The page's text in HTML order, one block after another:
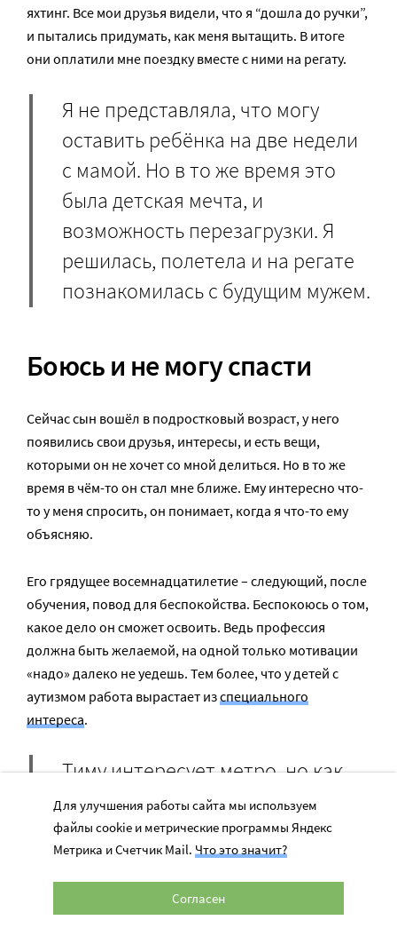
яхтинг. Все мои друзья видели, что я “дошла до ручки”,
и пытались придумать, как меня вытащить. В итоге
они оплатили мне поездку вместе с ними на регату.
Я не представляла, что могу
оставить ребёнка на две недели
с мамой. Но в то же время это
была детская мечта, и
возможность перезагрузки. Я
решилась, полетела и на регате
познакомилась с будущим мужем.
Боюсь и не могу спасти
Сейчас сын вошёл в подростковый возраст, у него
появились свои друзья, интересы, и есть вещи,
которыми он не хочет со мной делиться. Но в то же
время в чём-то он стал мне ближе. Ему интересно что-
то у меня спросить, он понимает, когда я что-то ему
объясняю.
Его грядущее восемнадцатилетие – следующий, после
обучения, повод для беспокойства. Беспокоюсь о том,
какое дело он сможет освоить. Ведь профессия
должна быть желаемой, на одной только мотивации
«надо» далеко не уедешь. Тем более, что у детей с
аутизмом работа вырастает изспециального
интереса.
Тиму интересует метро, но как
применить этот интерес, я пока
не знаю. Ему очень нравятся
животные — и вот тут терпение
его практически бесконечно.
Для улучшения работы сайта мы используем
файлы cookie и метрические программы Яндекс
Метрика и Счетчик Mail. Что это значит?
Согласен